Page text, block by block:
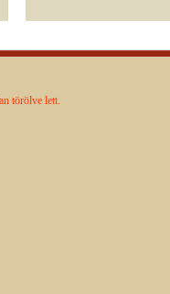
törölve lett.